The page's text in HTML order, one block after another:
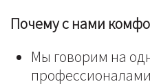
Почему с нами
Мы говорим на